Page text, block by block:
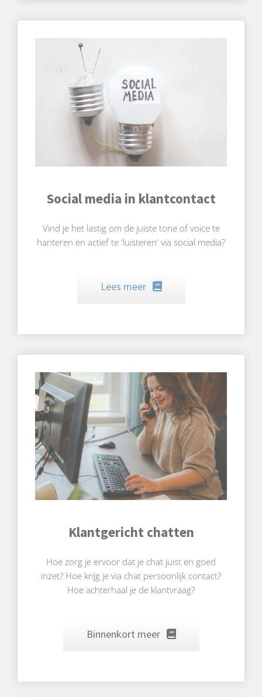
Social media in klantcontact
Vind je het lastig om de juiste tone of voice te
hanteren en actief te 'luisteren' via social media?
Lees meer
Klantgericht chatten
Hoe zorg je ervoor dat je chat juist en goed
inzet? Hoe krijg je via chat persoonlijk contact?
Hoe achterhaal je de klantvraag?
Binnenkort meer